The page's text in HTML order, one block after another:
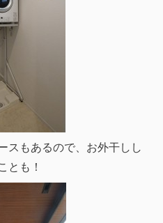
スもあるので、お外干しし
とも！